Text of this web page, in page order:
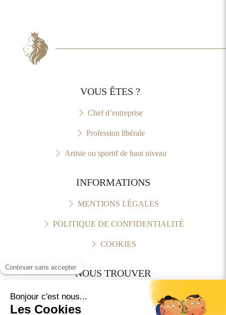
VOUS ÊTES ?
Chef d’entreprise
Profession libérale
Artiste ou sportif de haut niveau
INFORMATIONS
MENTIONS LÉGALES
POLITIQUE DE CONFIDENTIALITÉ
COOKIES
NOUS TROUVER